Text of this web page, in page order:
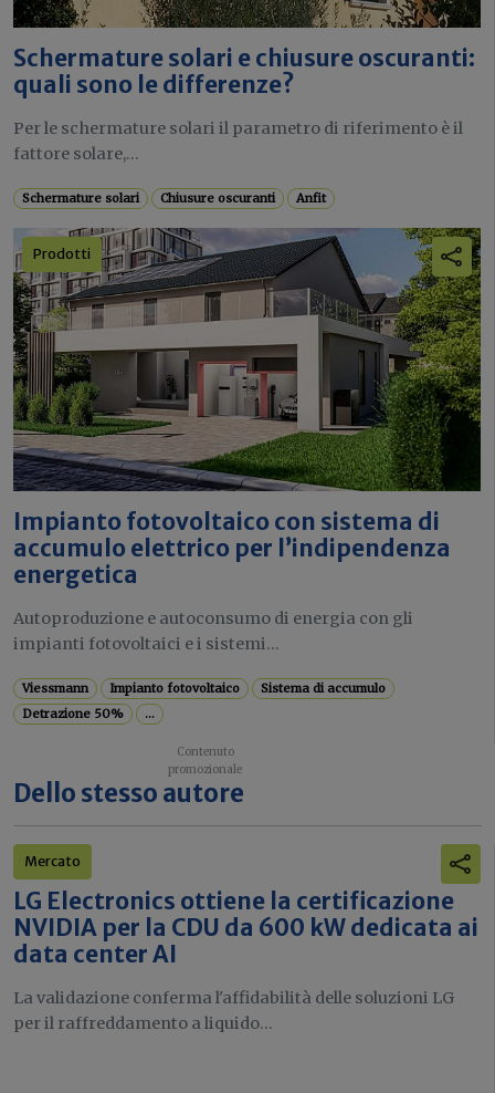
Schermature solari e chiusure oscuranti:
quali sono le differenze?
Per le schermature solari il parametro di riferimento è il
fattore solare,...
Schermature solari Chiusure oscuranti Anfit
Prodotti
Impianto fotovoltaico con sistema di
accumulo elettrico per l’indipendenza
energetica
Autoproduzione e autoconsumo di energia con gli
impianti fotovoltaici e i sistemi...
Viessmann Impianto fotovoltaico
Sistema di accumulo
Detrazione 50%
...
Dello stesso autore
Mercato
LG Electronics ottiene la certificazione
NVIDIA per la CDU da 600 kW dedicata ai
data center AI
La validazione conferma l'affidabilità delle soluzioni LG
per il raffreddamento a liquido...